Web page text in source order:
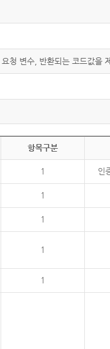
청 변수, 반환되는 코드값을
항목구분
1 인
1
1
1
1